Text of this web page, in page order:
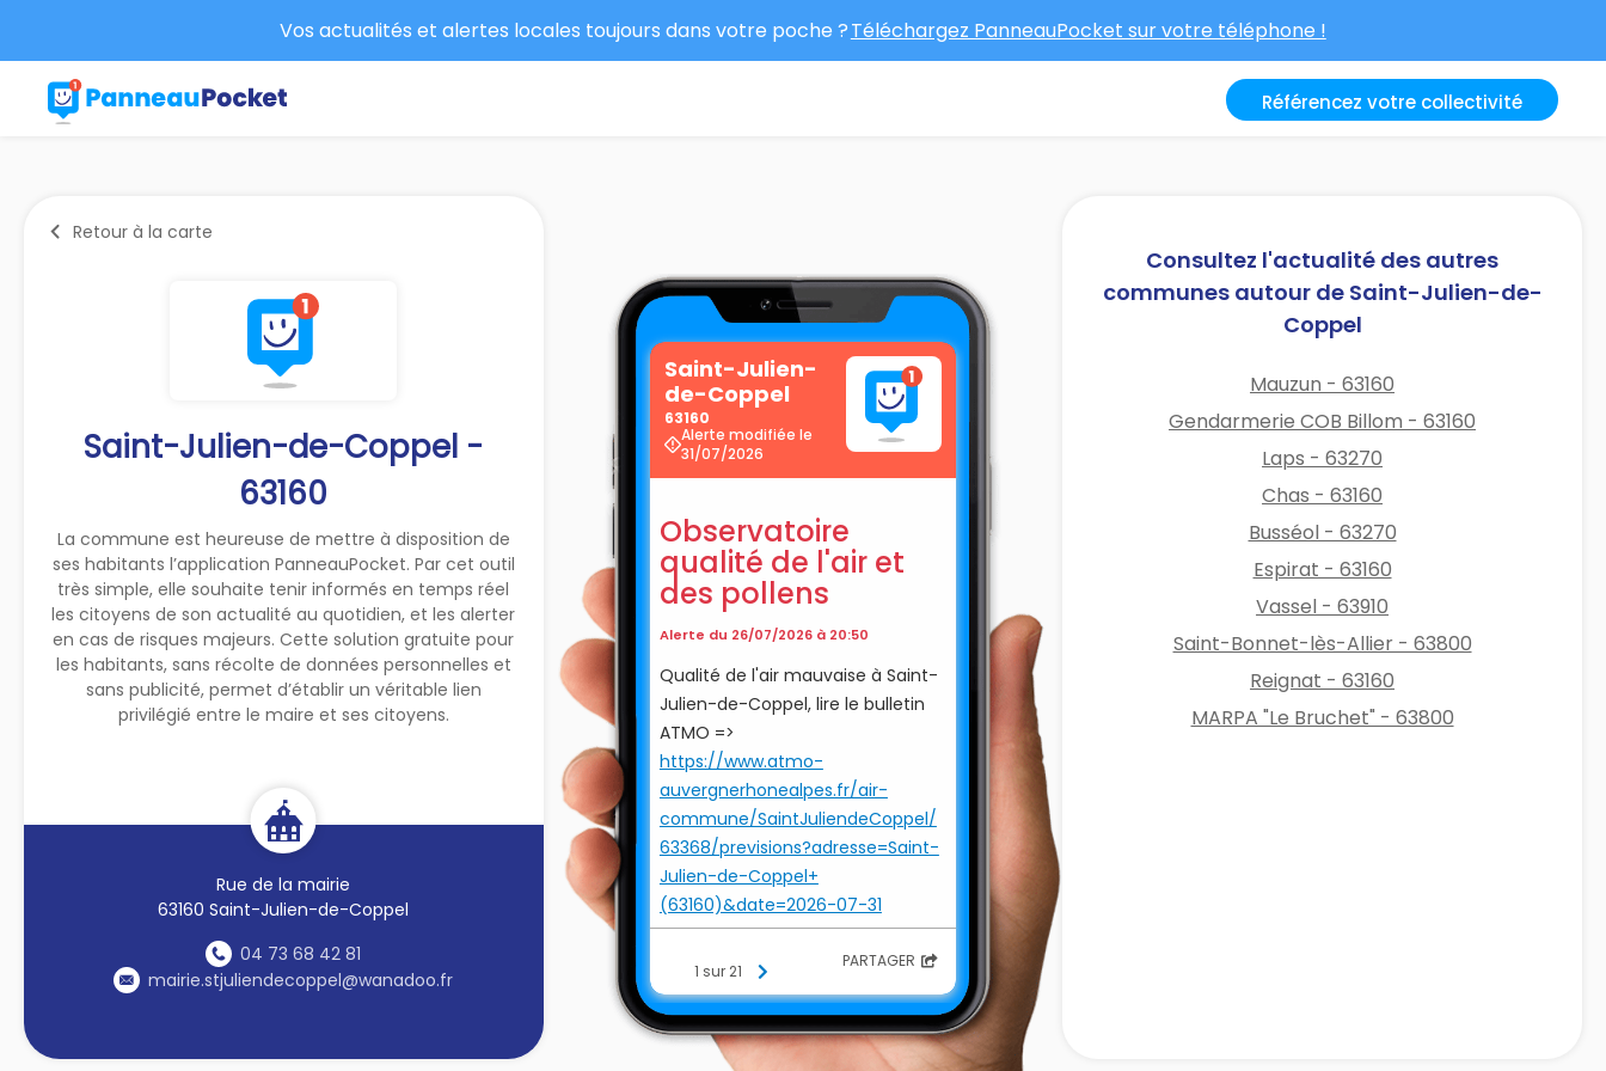
Vos actualités et alertes locales toujours dans votre poche ?Téléchargez PanneauPocket sur votre téléphone !
Référencez votre collectivité
Retour à la carte
Saint-Julien-de-Coppel -
63160
La commune est heureuse de mettre à disposition de
ses habitants l’application PanneauPocket. Par cet outil
très simple, elle souhaite tenir informés en temps réel
les citoyens de son actualité au quotidien, et les alerter
en cas de risques majeurs. Cette solution gratuite pour
les habitants, sans récolte de données personnelles et
sans publicité, permet d’établir un véritable lien
privilégié entre le maire et ses citoyens.
Rue de la mairie
63160 Saint-Julien-de-Coppel
04 73 68 42 81
mairie.stjuliendecoppel@wanadoo.fr
Saint-Julien-
de-Coppel
63160
Alerte modifiée le
31/07/2026
Observatoire
qualité de l'air et
des pollens
Alerte du 26/07/2026 à 20:50
Qualité de l'air mauvaise à Saint-
Julien-de-Coppel, lire le bulletin
ATMO =>
https://www.atmo-
auvergnerhonealpes.fr/air-
commune/SaintJuliendeCoppel/
63368/previsions?adresse=Saint-
Julien-de-Coppel+
(63160)&date=2026-07-31
C'est quoi l'indice ATMO ?
L'indice ATMO est un indicateur
journalier qui sert à mesurer et à
noter la qualité de l'air que l'on
1 sur 21 PARTAGER
Consultez l'actualité des autres
communes autour de Saint-Julien-de-
Coppel
Mauzun - 63160
Gendarmerie COB Billom - 63160
Laps - 63270
Chas - 63160
Busséol - 63270
Espirat - 63160
Vassel - 63910
Saint-Bonnet-lès-Allier - 63800
Reignat - 63160
MARPA "Le Bruchet" - 63800